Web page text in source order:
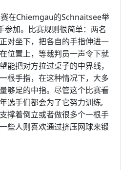
在Chiemgau的Schnaitsee举
参加。比赛规则很简单：两名
对坐下，把各自的手指伸进一
位置上，等裁判员一声令下就
能把对方拉过桌子的中界线，
根手指，在这种情况下，大多
够足的中指。尽管这个比赛看
选手们都会为了它努力训练,
撑着倒立或者做很多个一根手
些人则喜欢通过挤压网球来锻